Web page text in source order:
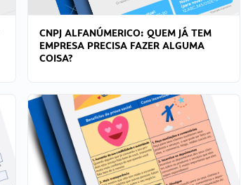
CNPJ ALFANÚMERICO: QUEM JÁ TEM
EMPRESA PRECISA FAZER ALGUMA
COISA?